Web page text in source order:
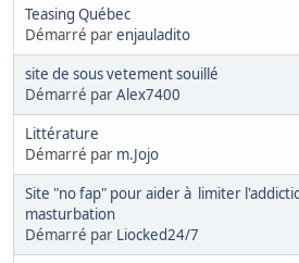
Teasing Québec
Démarré parenjauladito
site de sous vetement souillé
Démarré parAlex7400
Littérature
Démarré par m.Jojo
Site "no fap" pour aider à limiter
masturbation
Démarré par Liocked24/7